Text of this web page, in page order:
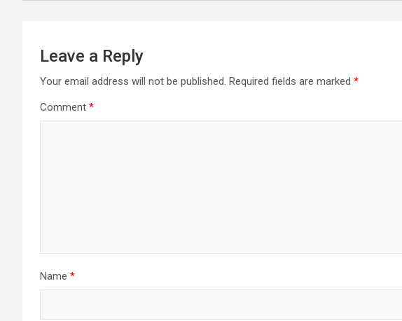
Leave a Reply
Your email address will not be published. Required fields are marked *
Comment *
Name *